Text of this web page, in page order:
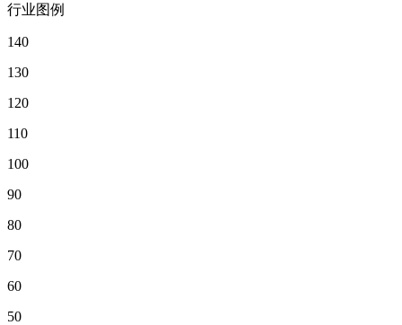
行业图例
140
130
120
110
100
90
80
70
60
50